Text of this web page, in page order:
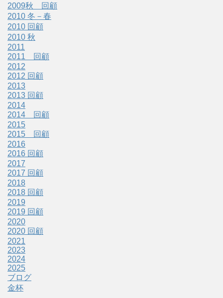
2009秋 回顧
2010 冬－春
2010 回顧
2010 秋
2011
2011 回顧
2012
2012 回顧
2013
2013 回顧
2014
2014 回顧
2015
2015 回顧
2016
2016 回顧
2017
2017 回顧
2018
2018 回顧
2019
2019 回顧
2020
2020 回顧
2021
2023
2024
2025
ブログ
金杯